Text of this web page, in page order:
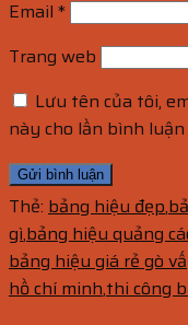
Email *
Trang web
Lưu tên của tôi,
này cho lần bình
Thẻ: bảng hiệu đẹp,
gì,bảng hiệu quảng
bảng hiệu giá rẻ gò
hồ chí minh,thi công